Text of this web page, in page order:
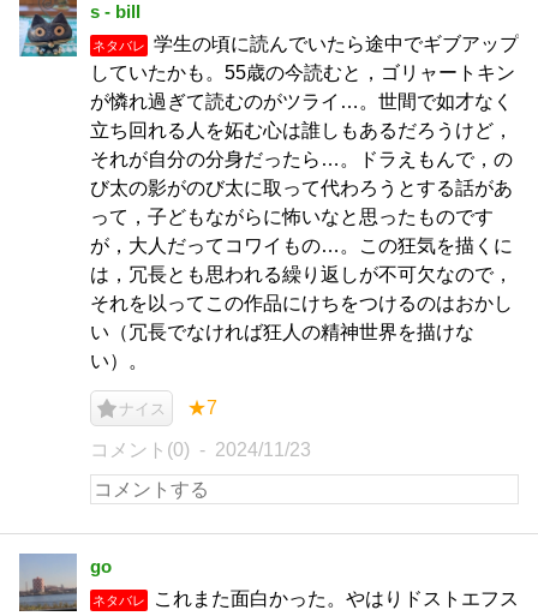
s - bill
ネタバレ
学生の頃に読んでいたら途中でギブアップ
していたかも。55歳の今読むと，ゴリャートキン
が憐れ過ぎて読むのがツライ…。世間で如才なく
立ち回れる人を妬む心は誰しもあるだろうけど，
それが自分の分身だったら…。ドラえもんで，の
び太の影がのび太に取って代わろうとする話があ
って，子どもながらに怖いなと思ったものです
が，大人だってコワイもの…。この狂気を描くに
は，冗長とも思われる繰り返しが不可欠なので，
それを以ってこの作品にけちをつけるのはおかし
い（冗長でなければ狂人の精神世界を描けな
い）。
ナイス ★7
コメント(0) 2024/11/23
go
ネタバレ
これまた面白かった。やはりドストエフス